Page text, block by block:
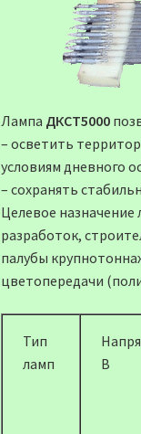
Лампа ДКСТ5000
– осветить
условиям дневного
– сохранять
Целевое назначение
разработок,
палубы
цветопередачи
Тип
ламп
В